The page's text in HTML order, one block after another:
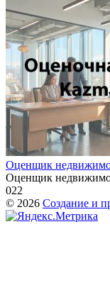
Оценщик
Оценщик
022
© 2026 Создание и